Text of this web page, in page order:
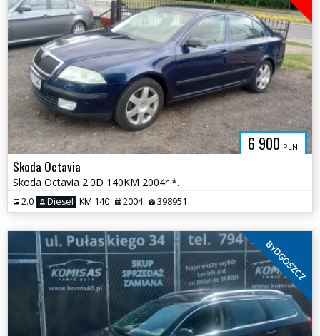
6 900 PLN
Skoda Octavia
Skoda Octavia 2.0D 140KM 2004r * sprawna klima radio tempomat * TORUŃ
2.0 Diesel KM 140 2004 398951
BYDGOSZCZ